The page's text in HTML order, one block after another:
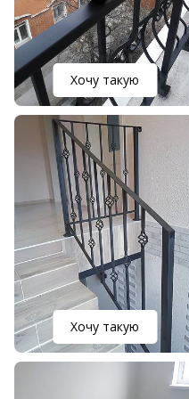
Хочу такую
Хочу такую